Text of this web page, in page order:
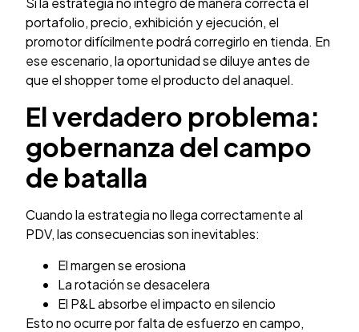
portafolio, precio, exhibición y ejecución, el
promotor difícilmente podrá corregirlo en tienda. En
ese escenario, la oportunidad se diluye antes de
que el shopper tome el producto del anaquel.
El verdadero problema:
gobernanza del campo
de batalla
Cuando la estrategia no llega correctamente al
PDV, las consecuencias son inevitables:
El margen se erosiona
La rotación se desacelera
El P&L absorbe el impacto en silencio
Esto no ocurre por falta de esfuerzo en campo,